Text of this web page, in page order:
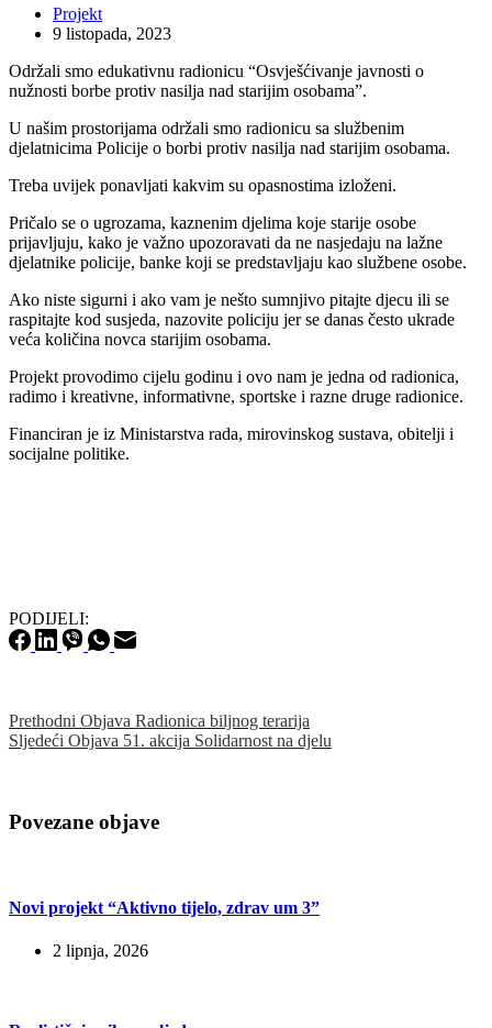
Projekt
9 listopada, 2023
Održali smo edukativnu radionicu “Osvješćivanje javnosti o
nužnosti borbe protiv nasilja nad starijim osobama”.
U našim prostorijama održali smo radionicu sa službenim
djelatnicima Policije o borbi protiv nasilja nad starijim osobama.
Treba uvijek ponavljati kakvim su opasnostima izloženi.
Pričalo se o ugrozama, kaznenim djelima koje starije osobe
prijavljuju, kako je važno upozoravati da ne nasjedaju na lažne
djelatnike policije, banke koji se predstavljaju kao službene osobe.
Ako niste sigurni i ako vam je nešto sumnjivo pitajte djecu ili se
raspitajte kod susjeda, nazovite policiju jer se danas često ukrade
veća količina novca starijim osobama.
Projekt provodimo cijelu godinu i ovo nam je jedna od radionica,
radimo i kreativne, informativne, sportske i razne druge radionice.
Financiran je iz Ministarstva rada, mirovinskog sustava, obitelji i
socijalne politike.
PODIJELI:
Prethodni Objava Radionica biljnog terarija
Sljedeći Objava 51. akcija Solidarnost na djelu
Povezane objave
Novi projekt “Aktivno tijelo, zdrav um 3”
2 lipnja, 2026